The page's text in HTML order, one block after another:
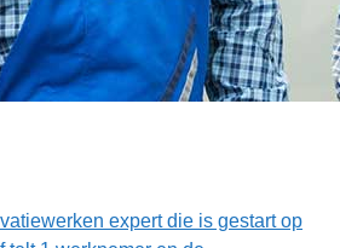
expert die is gestart op